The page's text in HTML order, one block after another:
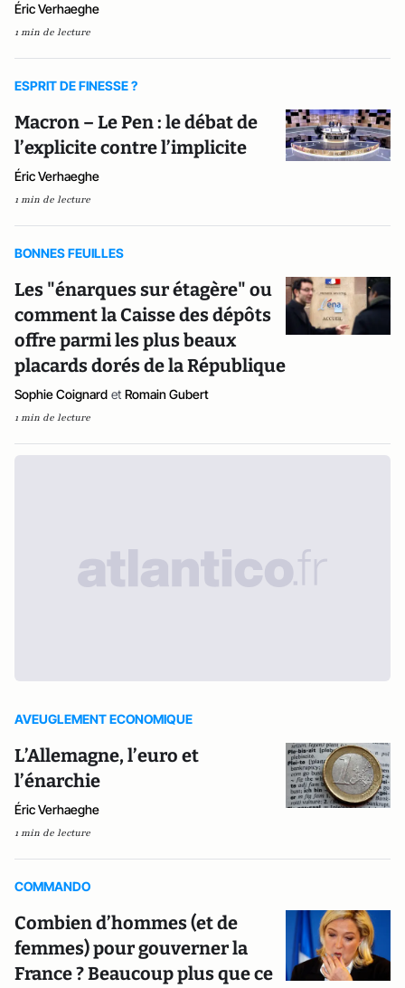
Éric Verhaeghe
1 min de lecture
ESPRIT DE FINESSE ?
Macron – Le Pen : le débat de
l’explicite contre l’implicite
Éric Verhaeghe
1 min de lecture
BONNES FEUILLES
Les "énarques sur étagère" ou
comment la Caisse des dépôts
offre parmi les plus beaux
placards dorés de la République
Sophie Coignard et Romain Gubert
1 min de lecture
AVEUGLEMENT ECONOMIQUE
L’Allemagne, l’euro et
l’énarchie
Éric Verhaeghe
1 min de lecture
COMMANDO
Combien d’hommes (et de
femmes) pour gouverner la
France ? Beaucoup plus que ce